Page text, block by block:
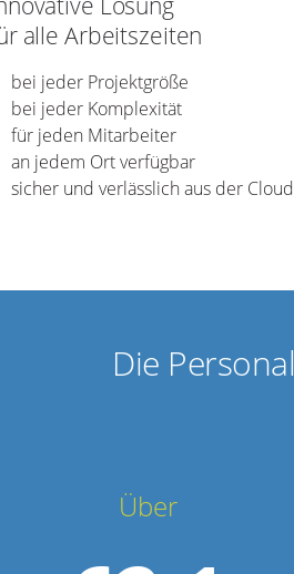
alle Arbeitszeiten
bei jeder Projektgröße
bei jeder Komplexität
für jeden Mitarbeiter
an jedem Ort verfügbar
sicher und verlässlich aus der Cloud
Die
Über